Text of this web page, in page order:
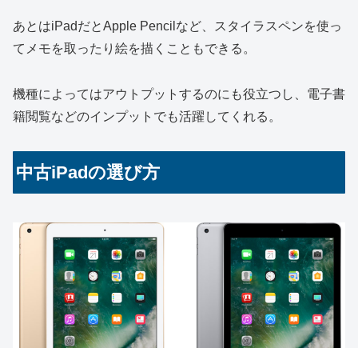
あとはiPadだとApple Pencilなど、スタイラスペンを使っ
てメモを取ったり絵を描くこともできる。
機種によってはアウトプットするのにも役立つし、電子書
籍閲覧などのインプットでも活躍してくれる。
中古iPadの選び方